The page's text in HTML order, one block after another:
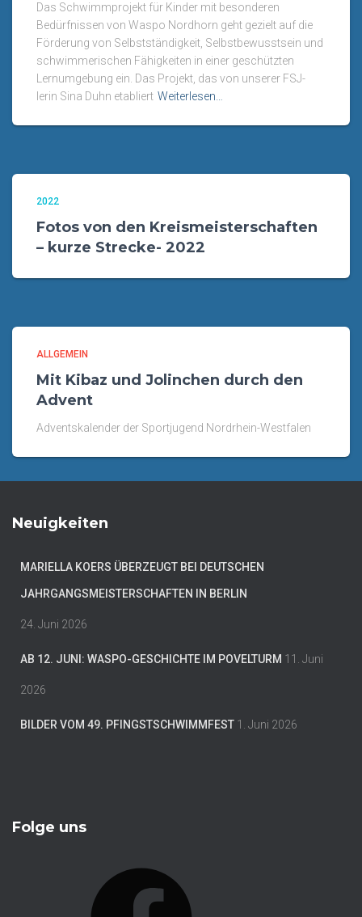
Das Schwimmprojekt für Kinder mit besonderen
Bedürfnissen von Waspo Nordhorn geht gezielt auf die
Förderung von Selbstständigkeit, Selbstbewusstsein und
schwimmerischen Fähigkeiten in einer geschützten
Lernumgebung ein. Das Projekt, das von unserer FSJ-
lerin Sina Duhn etabliert Weiterlesen…
2022
Fotos von den Kreismeisterschaften
– kurze Strecke- 2022
ALLGEMEIN
Mit Kibaz und Jolinchen durch den
Advent
Adventskalender der Sportjugend Nordrhein-Westfalen
Neuigkeiten
MARIELLA KOERS ÜBERZEUGT BEI DEUTSCHEN
JAHRGANGSMEISTERSCHAFTEN IN BERLIN
24. Juni 2026
AB 12. JUNI: WASPO-GESCHICHTE IM POVELTURM 11. Juni
2026
BILDER VOM 49. PFINGSTSCHWIMMFEST 1. Juni 2026
Folge uns